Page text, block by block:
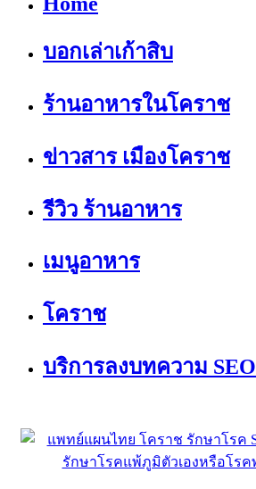
บอกเล่าเก้าสิบ
ร้านอาหารในโคราช
ข่าวสาร เมืองโคราช
รีวิว ร้านอาหาร
เมนูอาหาร
โคราช
บริการลงบทความ SEO